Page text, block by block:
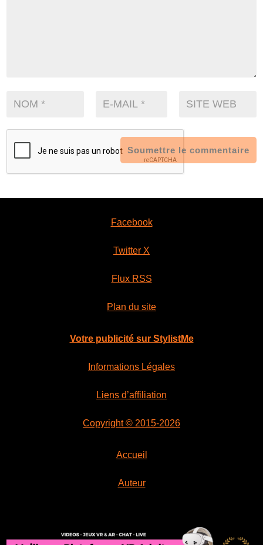
Soumettre le commentaire
Facebook
Twitter X
Flux RSS
Plan du site
Votre publicité sur StylistMe
Informations Légales
Liens d’affiliation
Copyright © 2015-2026
Accueil
Auteur